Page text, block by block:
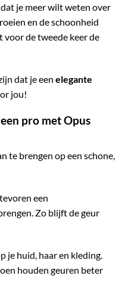
je meer wilt weten over
en de schoonheid
voor de tweede keer de
dat je een elegante
jou!
pro met Opus
te brengen op een schone,
een
Zo blijft de geur
je huid, haar en kleding.
houden geuren beter